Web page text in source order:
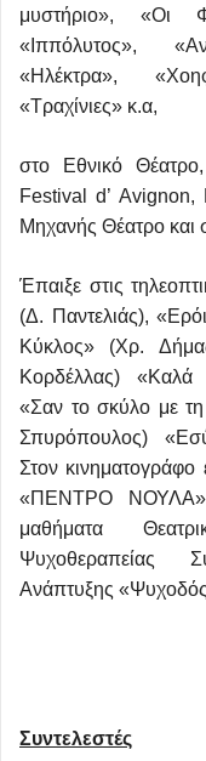
μυστήριο», «Οι
«Ιππόλυτος»,
«Ηλέκτρα»,
«Τραχίνιες» κ.α,
στο Εθνικό
Festival d’
Μηχανής Θέατρο και
Έπαιξε στις
(Δ. Παντελιάς),
Κύκλος» (Χρ.
Κορδέλλας) «Καλά
«Σαν το σκύλο με
Σπυρόπουλος)
Στον κινηματογράφο
«ΠΕΝΤΡΟ ΝΟΥΛΑ»
μαθήματα
Ψυχοθεραπείας
Ανάπτυξης
Συντελεστές